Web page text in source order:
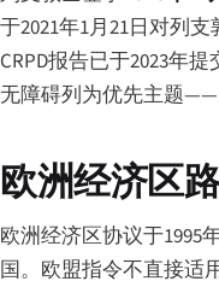
于2021年1月21日对列
CRPD报告已于2023年
无障碍列为优先主题
欧洲经济区
欧洲经济区协议于1995
国。欧盟指令不直接适